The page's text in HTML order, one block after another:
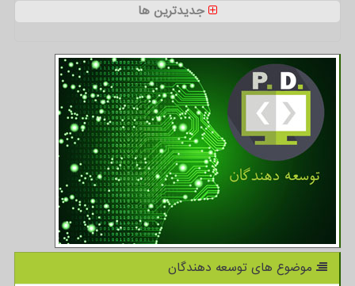
جدیدترین ها
موضوع های توسعه دهندگان